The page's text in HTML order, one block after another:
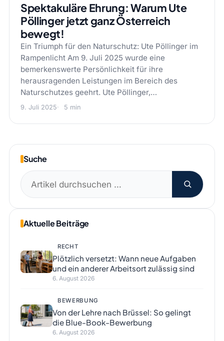
Spektakuläre Ehrung: Warum Ute
Pöllinger jetzt ganz Österreich
bewegt!
Ein Triumph für den Naturschutz: Ute Pöllinger im
Rampenlicht Am 9. Juli 2025 wurde eine
bemerkenswerte Persönlichkeit für ihre
herausragenden Leistungen im Bereich des
Naturschutzes geehrt. Ute Pöllinger,…
9. Juli 2025 5 min
Suche
Suchen
nach:
Aktuelle Beiträge
RECHT
Plötzlich versetzt: Wann neue Aufgaben
und ein anderer Arbeitsort zulässig sind
6. August 2026
BEWERBUNG
Von der Lehre nach Brüssel: So gelingt
die Blue-Book-Bewerbung
6. August 2026